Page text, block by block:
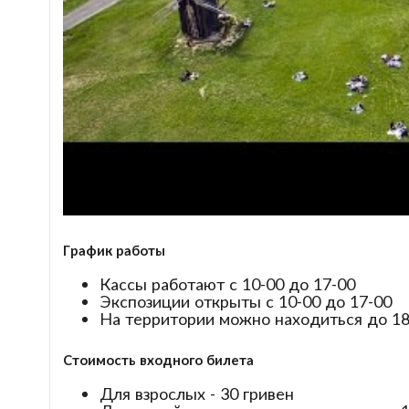
График работы
Кассы работают с 10-00 до 17-00
Экспозиции открыты с 10-00 до 17-00
На территории можно находиться до
Стоимость входного билета
Для взрослых - 30 гривен